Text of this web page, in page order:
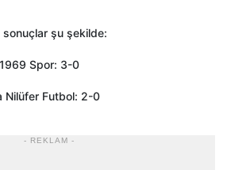
sonuçlar şu şekilde:
Spor: 3-0
Nilüfer Futbol: 2-0
- REKLAM -